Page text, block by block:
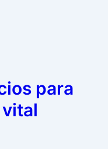
para